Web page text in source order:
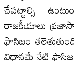
చేపట్టాల్సి
రాజకీయాలు
ఫాసిజం
విధానమే నేటి